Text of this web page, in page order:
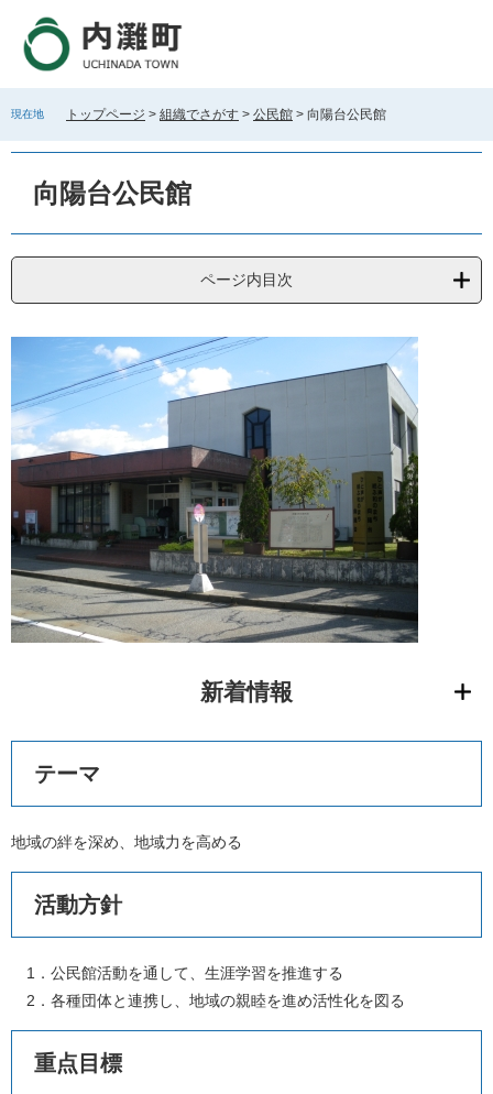
で
ば
へ
現在地 トップページ > 組織でさがす > 公民館 > 向陽台公民館
向陽台公民館
ページ内目次
新着情報
テーマ
地域の絆を深め、地域力を高める
活動方針
1．公民館活動を通して、生涯学習を推進する
2．各種団体と連携し、地域の親睦を進め活性化を図る
重点目標